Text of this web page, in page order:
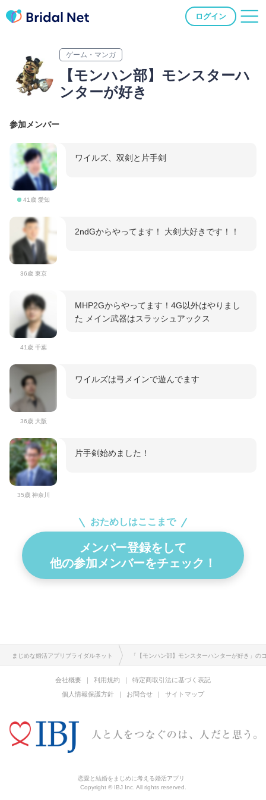
ログイン
ゲーム・マンガ
【モンハン部】モンスターハ
ンターが好き
参加メンバー
41歳 愛知
ワイルズ、双剣と片手剣
36歳 東京
2ndGからやってます！ 大剣大好きです！！
41歳 千葉
MHP2Gからやってます！4G以外はやりまし
た メイン武器はスラッシュアックス
36歳 大阪
ワイルズは弓メインで遊んでます
35歳 神奈川
片手剣始めました！
おためしはここまで
メンバー登録をして
他の参加メンバーをチェック！
まじめな婚活アプリブライダルネット 「【モンハン部】モンスターハンターが好き」の
会社概要 利用規約
特定商取引法に基づく表記
個人情報保護方針
お問合せ サイトマップ
恋愛と結婚をまじめに考える婚活アプリ
Copyright © IBJ Inc. All rights reserved.